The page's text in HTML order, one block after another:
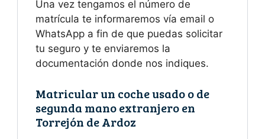
Una vez tengamos el número de
matrícula te informaremos vía email o
WhatsApp a fin de que puedas solicitar
tu seguro y te enviaremos la
documentación donde nos indiques.
Matricular un coche usado o de
segunda mano extranjero en
Torrejón de Ardoz